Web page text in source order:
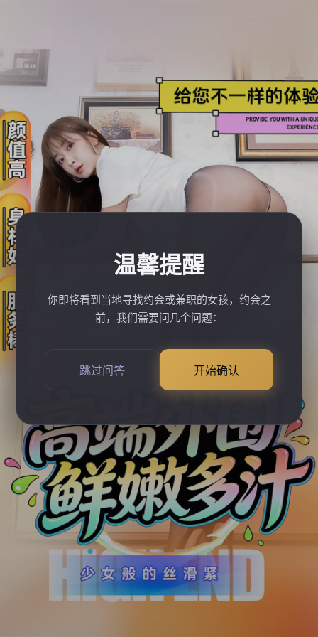
温馨提醒
你即将看到当地寻找约会或兼职的女孩，约会之
前，我们需要问几个问题：
跳过问答 开始确认